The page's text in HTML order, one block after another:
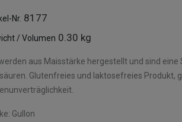
Nr. 8177
/ Volumen 0.30 kg
aus Maisstärke hergestellt und sind
Glutenfreies und laktosefreies Produkt,
Gullon